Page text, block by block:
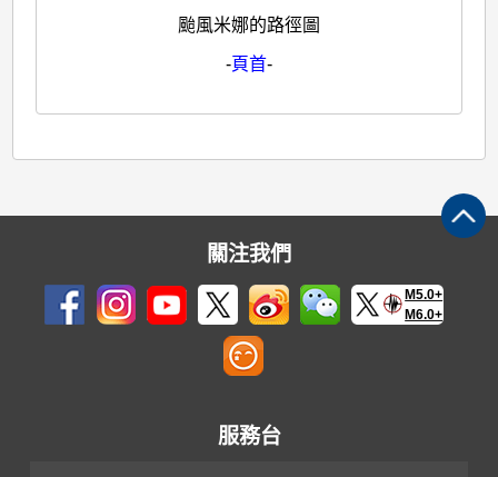
颱風米娜的路徑圖
-頁首-
關注我們
M5.0+
M6.0+
服務台